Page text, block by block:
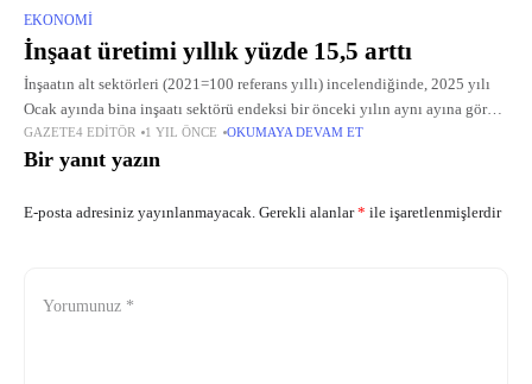
EKONOMI
İnşaat üretimi yıllık yüzde 15,5 arttı
İnşaatın alt sektörleri (2021=100 referans yıllı) incelendiğinde, 2025 yılı
Ocak ayında bina inşaatı sektörü endeksi bir önceki yılın aynı ayına göre
%18,2 arttı, bina dışı yapıların inşaatı sektörü endeksi %12,3
GAZETE4 EDITÖR 1 YIL ÖNCE OKUMAYA DEVAM ET
Bir yanıt yazın
E-posta adresiniz yayınlanmayacak. Gerekli alanlar* ile işaretlenmişlerdir